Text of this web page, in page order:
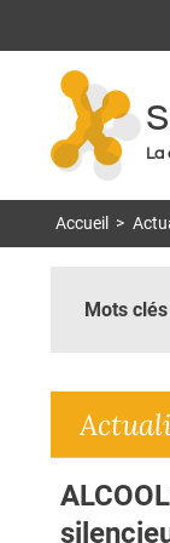
La
Accueil >
Mots clés